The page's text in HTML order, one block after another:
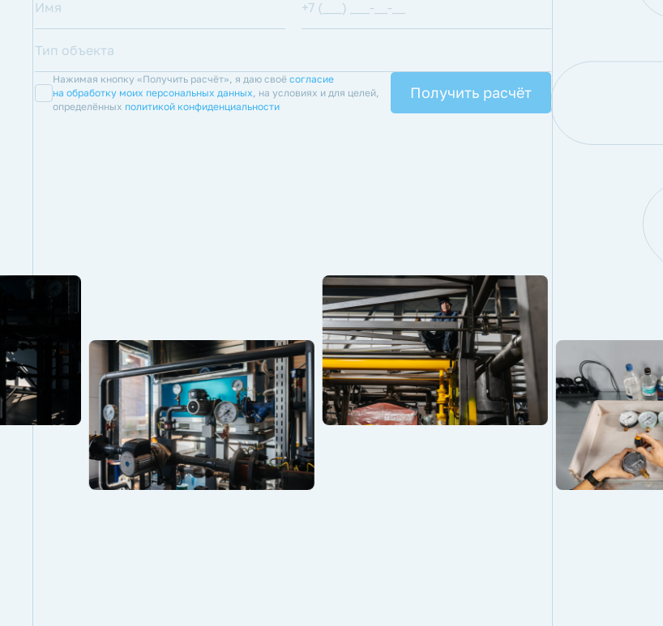
Нажимая кнопку «Получить расчёт», я даю своё согласие
на обработку моих персональных данных, на условиях и для целей,
определённых политикой конфиденциальности